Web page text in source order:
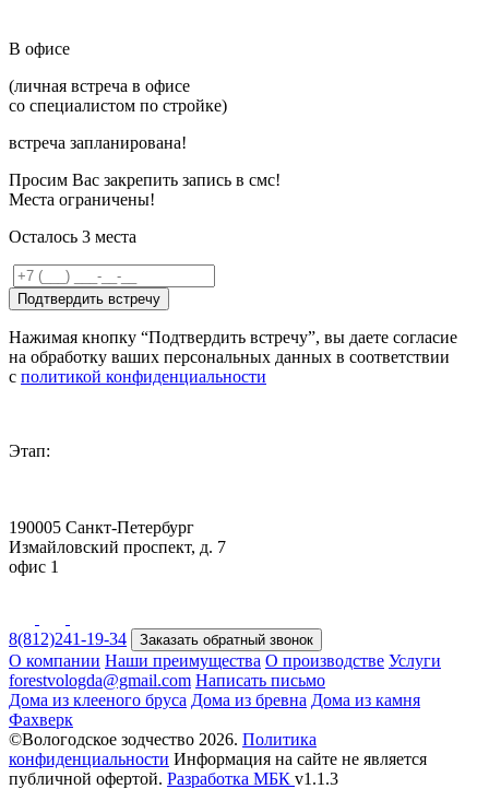
В офисе
(личная встреча в офисе
со специалистом по стройке)
встреча запланирована!
Просим Вас закрепить запись в смс!
Места ограничены!
Осталось 3 места
Подтвердить встречу
Нажимая кнопку “Подтвердить встречу”, вы даете согласие
на обработку ваших персональных данных в соответствии
с политикой конфиденциальности
Этап:
190005 Санкт-Петербург
Измайловский проспект, д. 7
офис 1
8(812)241-19-34 Заказать обратный звонок
О компании Наши преимущества О производстве Услуги
forestvologda@gmail.com Написать письмо
Дома из клееного бруса Дома из бревна Дома из камня
Фахверк
©Вологодское зодчество 2026. Политика
конфиденциальности Информация на сайте не является
публичной офертой. Разработка МБК v1.1.3